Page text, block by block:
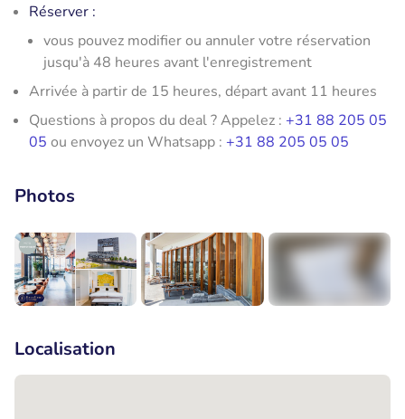
Réserver :
vous pouvez modifier ou annuler votre réservation
jusqu'à 48 heures avant l'enregistrement
Arrivée à partir de 15 heures, départ avant 11 heures
Questions à propos du deal ? Appelez : +31 88 205 05
05 ou envoyez un Whatsapp : +31 88 205 05 05
Photos
Localisation